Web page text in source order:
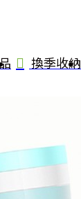
註冊
換季收納